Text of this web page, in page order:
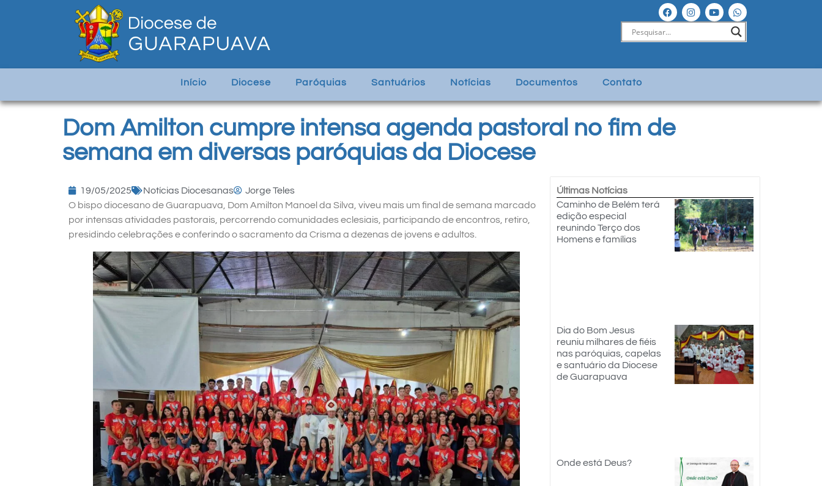
Início Diocese Paróquias Santuários Notícias Documentos Contato
Dom Amilton cumpre intensa agenda pastoral no fim de
semana em diversas paróquias da Diocese
19/05/2025 Notícias Diocesanas
Jorge Teles
O bispo diocesano de Guarapuava, Dom Amilton Manoel da Silva, viveu mais um final de semana marcado
por intensas atividades pastorais, percorrendo comunidades eclesiais, participando de encontros, retiro,
presidindo celebrações e conferindo o sacramento da Crisma a dezenas de jovens e adultos.
Últimas Notícias
Caminho de Belém terá
edição especial
reunindo Terço dos
Homens e famílias
Dia do Bom Jesus
reuniu milhares de fiéis
nas paróquias, capelas
e santuário da Diocese
de Guarapuava
Onde está Deus?